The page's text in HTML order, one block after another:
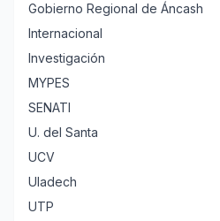
Gobierno Regional de Áncash
Internacional
Investigación
MYPES
SENATI
U. del Santa
UCV
Uladech
UTP